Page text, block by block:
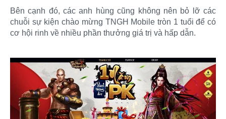
Bên cạnh đó, các anh hùng cũng không nên bỏ lỡ các
chuỗi sự kiện chào mừng TNGH Mobile tròn 1 tuổi để có
cơ hội rinh về nhiều phần thưởng giá trị và hấp dẫn.